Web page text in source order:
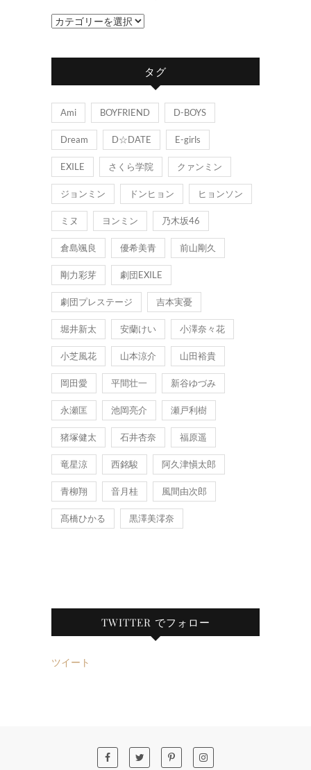
カ
ゴ
タグ
Ami BOYFRIEND D-BOYS
Dream D☆DATE E-girls
EXILE さくら学院 クァンミン
ジョンミン ドンヒョン ヒョンソン
ミヌ ヨンミン 乃木坂46
倉島颯良 優希美青 前山剛久
剛力彩芽 劇団EXILE
劇団プレステージ 吉本実憂
堀井新太 安蘭けい 小澤奈々花
小芝風花 山本涼介 山田裕貴
岡田愛 平間壮一 新谷ゆづみ
永瀬匡 池岡亮介 瀬戸利樹
猪塚健太 石井杏奈 福原遥
竜星涼 西銘駿 阿久津愼太郎
青柳翔 音月桂 風間由次郎
髙橋ひかる 黒澤美澪奈
TWITTER でフォロー
ツイート